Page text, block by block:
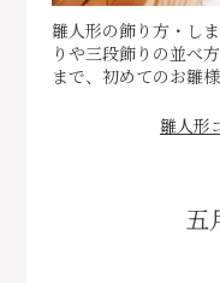
雛人形の飾り方・し
りや三段飾りの並べ
まで、初めてのお雛
雛人形
五